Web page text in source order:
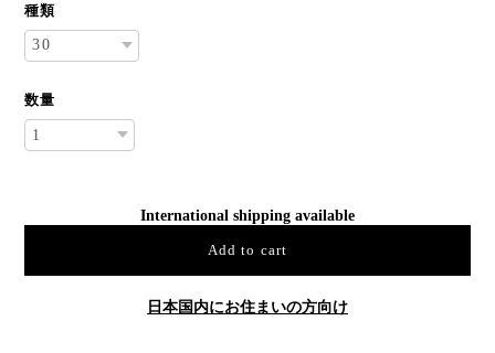
種類
数量
International shipping available
Add to cart
日本国内にお住まいの方向け